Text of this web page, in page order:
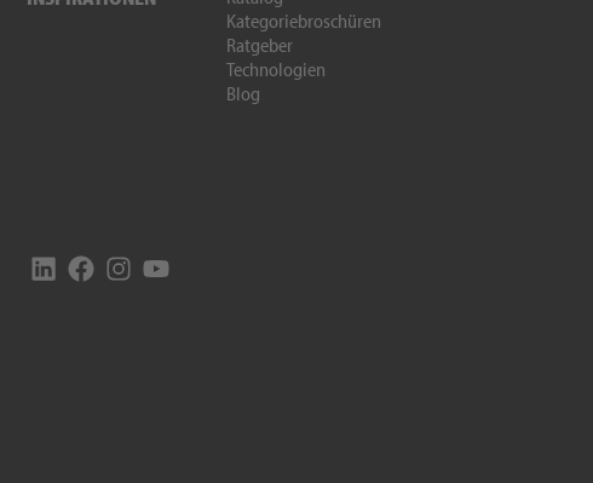
Kategoriebroschüren
Ratgeber
Technologien
Blog